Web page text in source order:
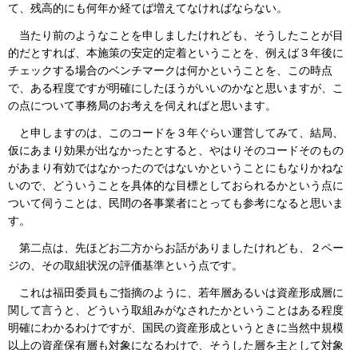
て、残高的にも何年か経てば増えてなければならない。
当たり前のようなことを申しましたけれども、そうしたことが目
的だとすれば、本施策の安定的定着ということを、例えば３年後に
チェックする場合のベンチマークは何かということを、この時点
で、ある程度ですが明確にしたほうがいいのかなと思いますが、こ
の点について事務局のお考えを伺えればと思います。
と申しますのは、このコードを３年ぐらい運営してみて、結局、
仮にあまり効果が出なかったとすると、やはりそのコードそのもの
があまり有効ではなかったのではないかということにもなりかねな
いので、どういうことを具体的な目標としておられるかという点に
ついて伺うことは、民間の各事業者にとっても参考になると思いま
す。
第二点は、先ほどお二方からお話がありましたけれども、２ペー
ジの、その取組状況の評価基準という点です。
これは福田委員もご指摘のように、若年層あるいは資産形成層に
関して言うと、どういう取組みがなされたかということはある程度
明確にわかるわけですが、国民の資産形成というときに当然中規模
以上の資産保有層も対象になるわけで、そうした層を主として対象